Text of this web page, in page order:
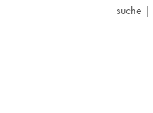
suche |